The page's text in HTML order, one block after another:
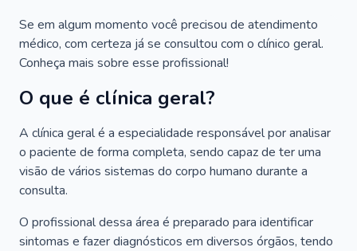
Se em algum momento você precisou de atendimento
médico, com certeza já se consultou com o clínico geral.
Conheça mais sobre esse profissional!
O que é clínica geral?
A clínica geral é a especialidade responsável por analisar
o paciente de forma completa, sendo capaz de ter uma
visão de vários sistemas do corpo humano durante a
consulta.
O profissional dessa área é preparado para identificar
sintomas e fazer diagnósticos em diversos órgãos, tendo